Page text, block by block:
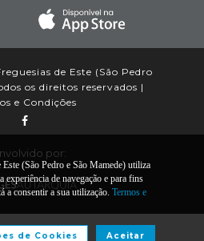
de Este (São Pedro
os direitos reservados |
e Condições
por:
(São Pedro e São Mamede) utiliza
experiência de navegação e para fins
a consentir a sua utilização. Termos e
Aceitar
de Cookies